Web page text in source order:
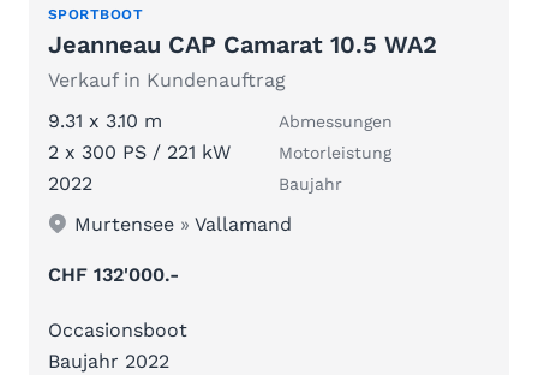
SPORTBOOT
Jeanneau CAP Camarat 10.5 WA2
Verkauf in Kundenauftrag
9.31 x 3.10 m
Abmessungen
2 x 300 PS / 221 kW Motorleistung
2022 Baujahr
Murtensee »Vallamand
CHF 132'000.-
Occasionsboot
Baujahr 2022